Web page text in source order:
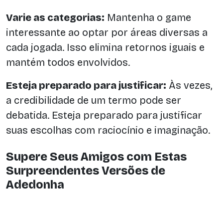
Varie as categorias: Mantenha o game
interessante ao optar por áreas diversas a
cada jogada. Isso elimina retornos iguais e
mantém todos envolvidos.
Esteja preparado para justificar: Às vezes,
a credibilidade de um termo pode ser
debatida. Esteja preparado para justificar
suas escolhas com raciocínio e imaginação.
Supere Seus Amigos com Estas
Surpreendentes Versões de
Adedonha